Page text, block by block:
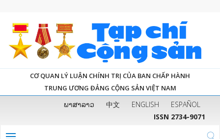
CƠ QUAN LÝ LUẬN CHÍNH TRỊ CỦA BAN CHẤP HÀNH
TRUNG ƯƠNG ĐẢNG CỘNG SẢN VIỆT NAM
ພາສາລາວ 中文 ENGLISH
ESPAÑOL
ISSN 2734-9071